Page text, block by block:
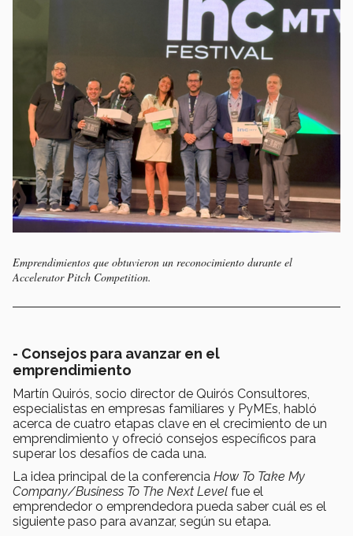
Emprendimientos que obtuvieron un reconocimiento durante el
Accelerator Pitch Competition.
- Consejos para avanzar en el
emprendimiento
Martín Quirós, socio director de Quirós Consultores,
especialistas en empresas familiares y PyMEs, habló
acerca de cuatro etapas clave en el crecimiento de un
emprendimiento y ofreció consejos específicos para
superar los desafíos de cada una.
La idea principal de la conferencia How To Take My
Company/Business To The Next Level fue el
emprendedor o emprendedora pueda saber cuál es el
siguiente paso para avanzar, según su etapa.